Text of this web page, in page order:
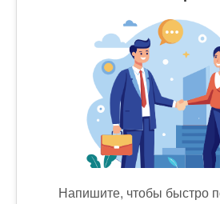
Напишите, чтобы быстро